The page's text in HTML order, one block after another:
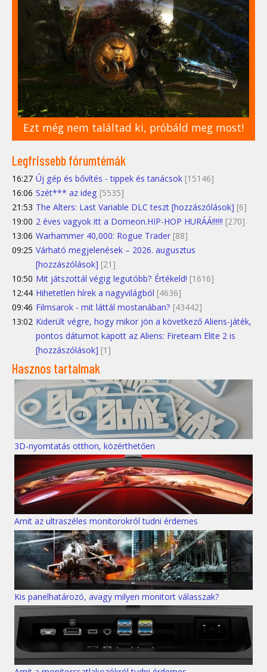
Ezt még nem találtad ki, próbáld meg most!
Legfrissebb fórumtémák
16:27 Új gép és bővítés - tippek és tanácsok [15146]
16:06 Szét*** az ideg [5535]
21:53 The Alters: Last Variable DLC teszt [hozzászólások] [6]
19:00 2 éves vagyok itt a Domeon.HIP-HOP HURÁÁ!!!!!! [270]
13:06 Warhammer 40,000: Rogue Trader [88]
09:25 Várható megjelenések – 2026. augusztus
[hozzászólások] [21]
10:50 Mit játszottál végig legutóbb? Értékeld! [1616]
12:44 Hihetetlen hírek a nagyvilágból [4636]
09:46 Filmsarok - mit láttál mostanában? [43442]
13:02 Kiderült végre, hogy mikor jön a következő Aliens-játék,
pontos dátumot kapott az Aliens: Fireteam Elite 2 is
[hozzászólások] [1]
Hasznos tartalmak
3D-nyomtatás otthon, közérthetően
Amit az ultraszéles monitorokról tudni érdemes
Kis panelhatározó, avagy milyen monitort válasszak?